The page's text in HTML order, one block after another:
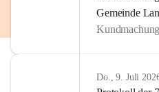
Gemeinde
Do., 9. Juli